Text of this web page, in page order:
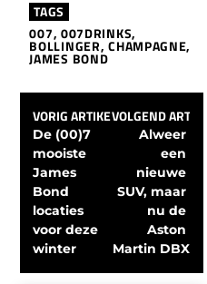
TAGS
007, 007DRINKS,
BOLLINGER,CHAMPAGNE,
JAMES BOND
VORIG ARTIKEL
De (00)7
mooiste
James
Bond
locaties
voor deze
winter
VOLGEND ARTIKEL
Alweer
een
nieuwe
SUV, maar
nu de
Aston
Martin DBX